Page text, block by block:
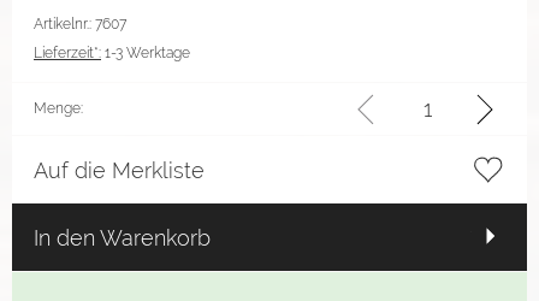
Artikelnr.: 7607
Lieferzeit*: 1-3 Werktage
Menge:
Auf die Merkliste
In den Warenkorb